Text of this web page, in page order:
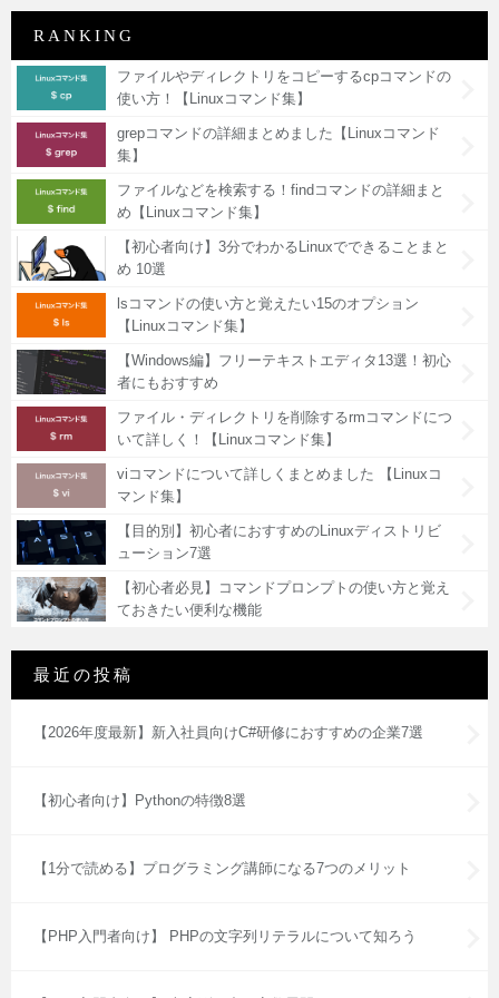
RANKING
ファイルやディレクトリをコピーするcpコマンドの
使い方！【Linuxコマンド集】
grepコマンドの詳細まとめました【Linuxコマンド
集】
ファイルなどを検索する！findコマンドの詳細まと
め【Linuxコマンド集】
【初心者向け】3分でわかるLinuxでできることまと
め 10選
lsコマンドの使い方と覚えたい15のオプション
【Linuxコマンド集】
【Windows編】フリーテキストエディタ13選！初心
者にもおすすめ
ファイル・ディレクトリを削除するrmコマンドにつ
いて詳しく！【Linuxコマンド集】
viコマンドについて詳しくまとめました 【Linuxコ
マンド集】
【目的別】初心者におすすめのLinuxディストリビ
ューション7選
【初心者必見】コマンドプロンプトの使い方と覚え
ておきたい便利な機能
最近の投稿
【2026年度最新】新入社員向けC#研修におすすめの企業7選
【初心者向け】Pythonの特徴8選
【1分で読める】プログラミング講師になる7つのメリット
【PHP入門者向け】 PHPの文字列リテラルについて知ろう